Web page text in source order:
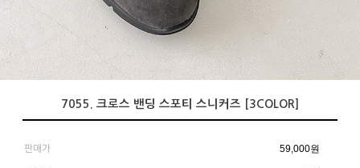
7055. 크로스 밴딩 스포티 스니커즈 [3COLOR]
판매가 59,000원